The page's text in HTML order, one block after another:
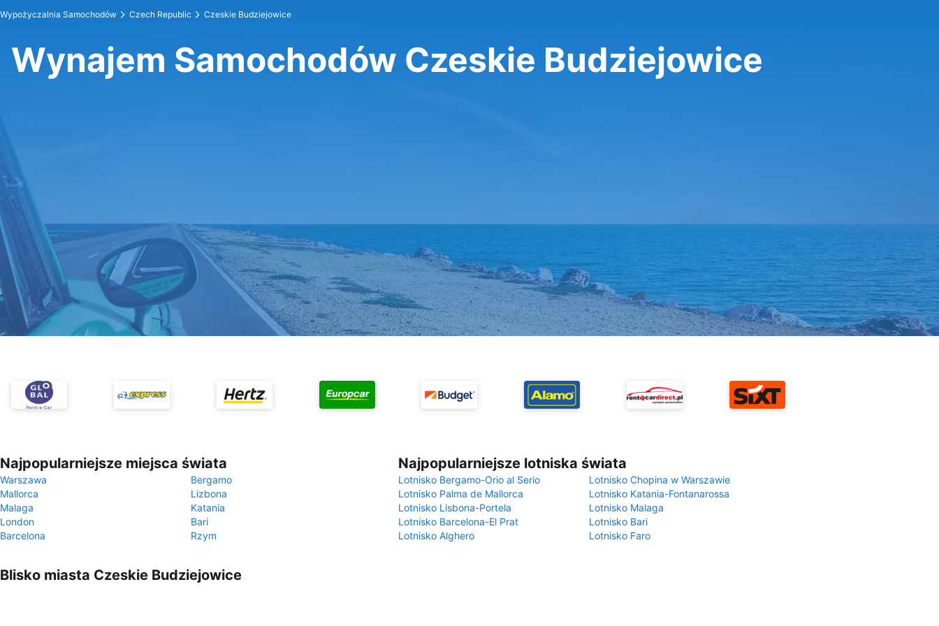
Wypożyczalnia Samochodów Czech Republic Czeskie Budziejowice
Wynajem Samochodów Czeskie Budziejowice
Najpopularniejsze miejsca świata
Warszawa
Bergamo
Mallorca
Lizbona
Malaga
Katania
London
Bari
Barcelona
Rzym
Najpopularniejsze lotniska świata
Lotnisko Bergamo-Orio al Serio
Lotnisko Chopina w Warszawie
Lotnisko Palma de Mallorca
Lotnisko Katania-Fontanarossa
Lotnisko Lisbona-Portela
Lotnisko Malaga
Lotnisko Barcelona-El Prat
Lotnisko Bari
Lotnisko Alghero
Lotnisko Faro
Blisko miasta Czeskie Budziejowice